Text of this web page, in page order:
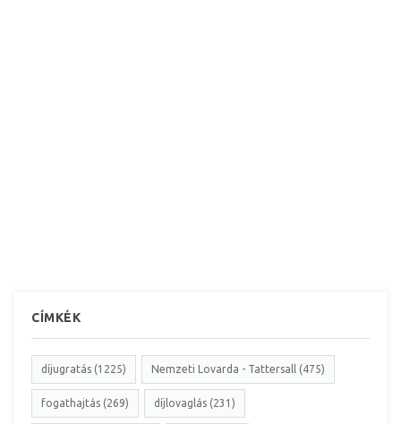
CÍMKÉK
díjugratás (1225) Nemzeti Lovarda - Tattersall (475)
fogathajtás (269) díjlovaglás (231)